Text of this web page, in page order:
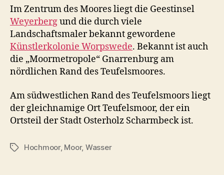
Im Zentrum des Moores liegt die Geestinsel
Weyerbergund die durch viele
Landschaftsmaler bekannt gewordene
Künstlerkolonie Worpswede. Bekannt ist auch
die „Moormetropole“ Gnarrenburg am
nördlichen Rand des Teufelsmoores.
Am südwestlichen Rand des Teufelsmoors liegt
der gleichnamige Ort Teufelsmoor, der ein
Ortsteil der Stadt Osterholz Scharmbeck ist.
Schlagwörter
Hochmoor, Moor, Wasser